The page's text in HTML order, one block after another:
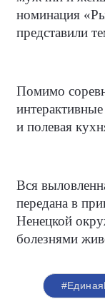
номинация
представили
Помимо
и полевая
Вся
передана в
Ненецкой
болезнями